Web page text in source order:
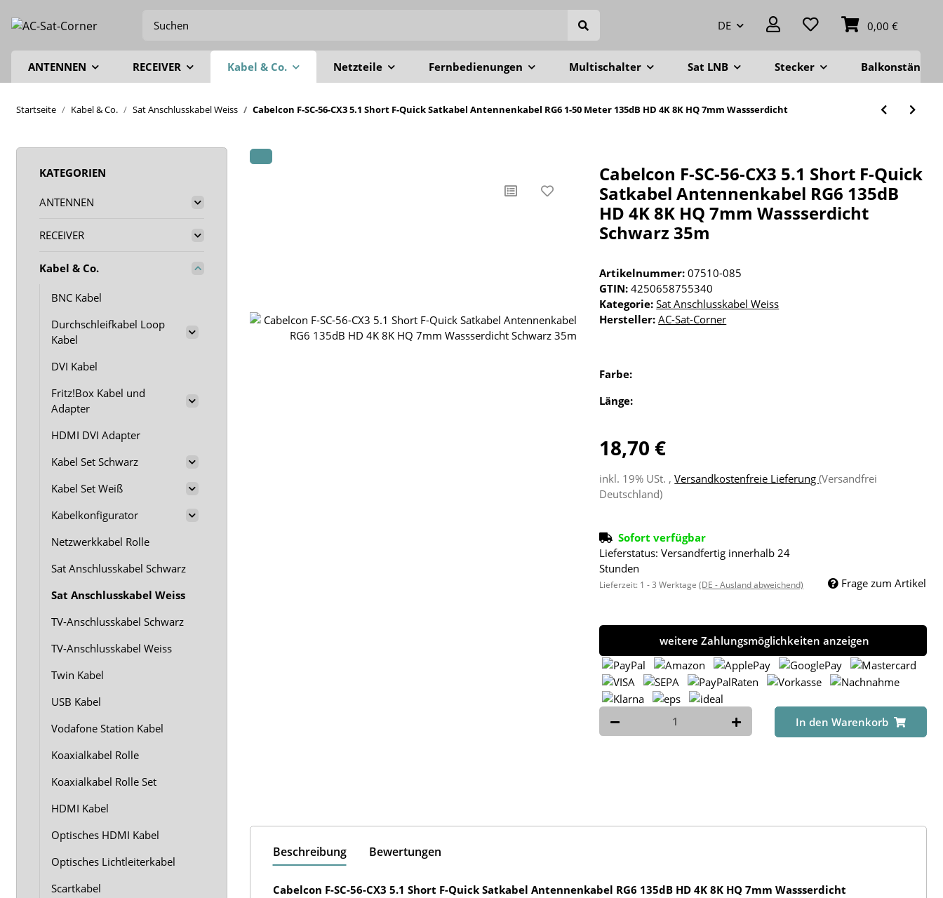
DE 0,00 €
ANTENNEN RECEIVER Kabel & Co. Netzteile Fernbedienungen Multischalter Sat LNB Stecker Balkonständer
Startseite Kabel & Co. Sat Anschlusskabel Weiss Cabelcon F-SC-56-CX3 5.1 Short F-Quick Satkabel Antennenkabel RG6 1-50 Meter 135dB HD 4K 8K HQ 7mm Wassserdicht
Cabelcon F-SC-56-CX3 5.1 Short F-Quick
Satkabel Antennenkabel RG6 135dB
HD 4K 8K HQ 7mm Wassserdicht
Schwarz 35m
Artikelnummer:07510-085
GTIN: 4250658755340
Kategorie:Sat Anschlusskabel Weiss
Hersteller: AC-Sat-Corner
Farbe:
Länge:
18,70 €
inkl. 19% USt. ,Versandkostenfreie Lieferung(Versandfrei
Deutschland)
Sofort verfügbar
Lieferstatus: Versandfertig innerhalb 24
Stunden
Lieferzeit: 1 - 3 Werktage(DE - Ausland abweichend) Frage zum Artikel
weitere Zahlungsmöglichkeiten anzeigen
In den Warenkorb
Beschreibung Bewertungen
Cabelcon F-SC-56-CX3 5.1 Short F-Quick Satkabel Antennenkabel RG6 135dB HD 4K 8K HQ 7mm Wassserdicht
KATEGORIEN
ANTENNEN
RECEIVER
Kabel & Co.
BNC Kabel
Durchschleifkabel Loop
Kabel
DVI Kabel
Fritz!Box Kabel und
Adapter
HDMI DVI Adapter
Kabel Set Schwarz
Kabel Set Weiß
Kabelkonfigurator
Netzwerkkabel Rolle
Sat Anschlusskabel Schwarz
Sat Anschlusskabel Weiss
TV-Anschlusskabel Schwarz
TV-Anschlusskabel Weiss
Twin Kabel
USB Kabel
Vodafone Station Kabel
Koaxialkabel Rolle
Koaxialkabel Rolle Set
HDMI Kabel
Optisches HDMI Kabel
Optisches Lichtleiterkabel
Scartkabel